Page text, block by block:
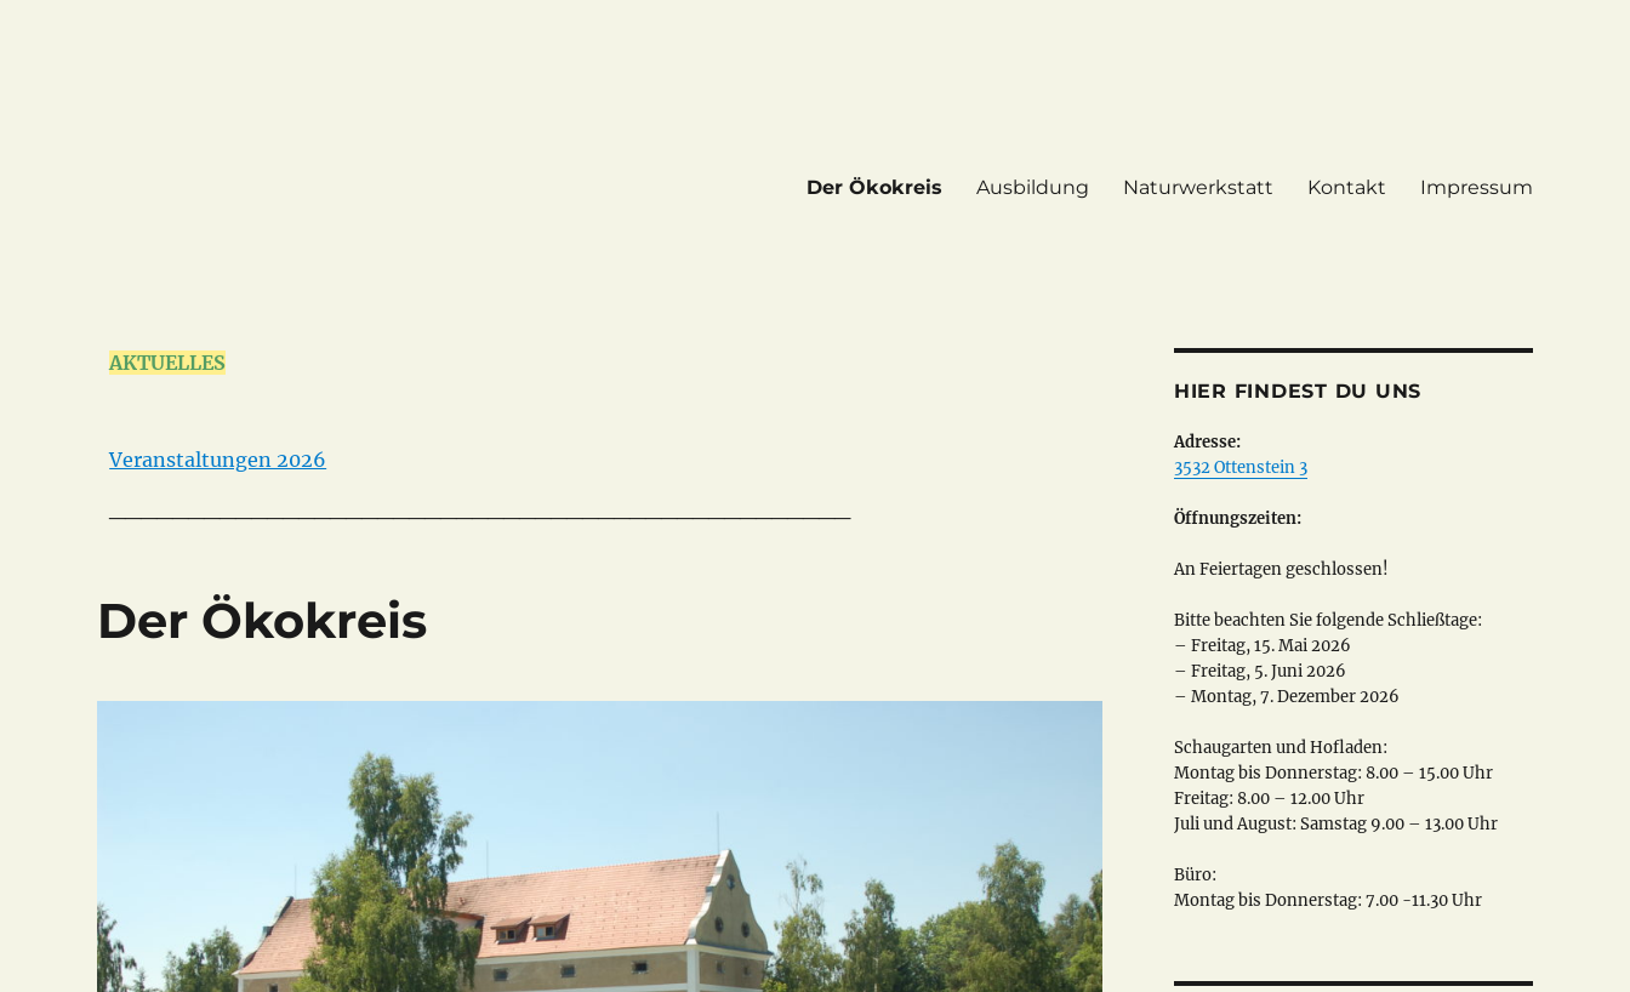
Der Ökokreis Ausbildung Naturwerkstatt Kontakt Impressum
AKTUELLES
Veranstaltungen 2026
Der Ökokreis
HIER FINDEST DU UNS
Adresse:
3532 Ottenstein 3
Öffnungszeiten:
An Feiertagen geschlossen!
Bitte beachten Sie folgende Schließtage:
– Freitag, 15. Mai 2026
– Freitag, 5. Juni 2026
– Montag, 7. Dezember 2026
Schaugarten und Hofladen:
Montag bis Donnerstag: 8.00 – 15.00 Uhr
Freitag: 8.00 – 12.00 Uhr
Juli und August: Samstag 9.00 – 13.00 Uhr
Büro:
Montag bis Donnerstag: 7.00 -11.30 Uhr